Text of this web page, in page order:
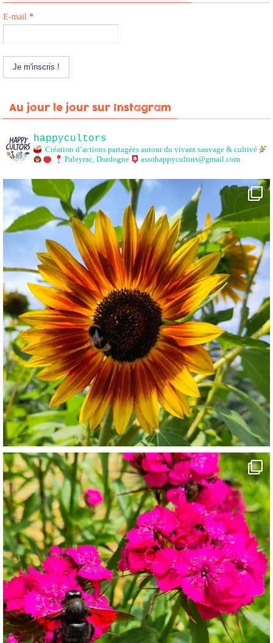
E-mail *
Au jour le jour sur Instagram
happycultors
Création d’actions partagées autour du vivant sauvage & cultivé
Paleyrac, Dordogne
assohappycultors@gmail.com